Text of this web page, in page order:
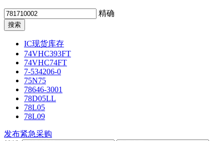
精确
IC现货库存
74VHC393FT
74VHC74FT
7-534206-0
75N75
78646-3001
78D05LL
78L05
78L09
发布紧急采购